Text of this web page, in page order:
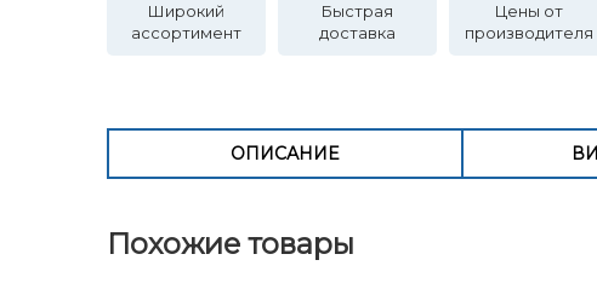
Широкий
ассортимент
Быстрая
доставка
Цены от
производителя
ОПИСАНИЕ
Похожие товары